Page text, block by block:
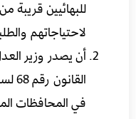
للبهائيين قريبة
لاحتياجاتهم
أن يصدر وزير
في المحافظات